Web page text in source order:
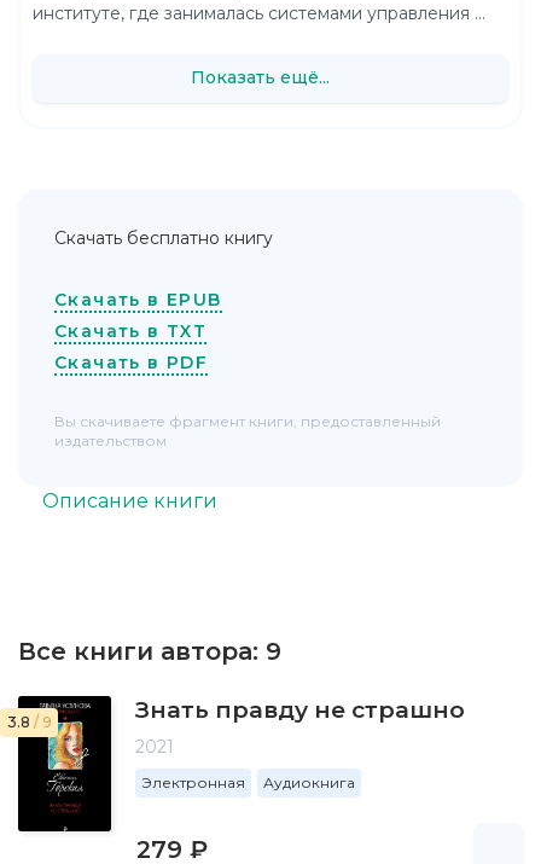
Описание книги
Все книги автора: 9
3.8 / 9 Знать правду не страшно
2021
Электронная Аудиокнига
279 ₽
институте, где занималась системами управления ...
Показать ещё...
Скачать бесплатно книгу
Скачать в EPUB
Скачать в TXT
Скачать в PDF
Вы скачиваете фрагмент книги, предоставленный
издательством